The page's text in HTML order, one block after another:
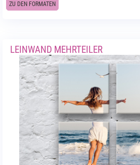
ZU DEN FORMATEN
LEINWAND MEHRTEILER